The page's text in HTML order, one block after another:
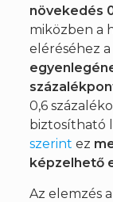
növekedés
miközben a
eléréséhez a
0,6
biztosítható
szerint ez
képzelhető
Az elemzés